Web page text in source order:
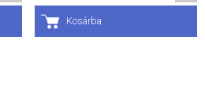
Kosárba